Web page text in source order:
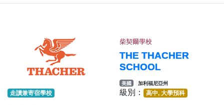
柴契爾學校
THE THACHER
SCHOOL
美國 加利福尼亞州
走讀兼寄宿學校 級別： 高中, 大學預科